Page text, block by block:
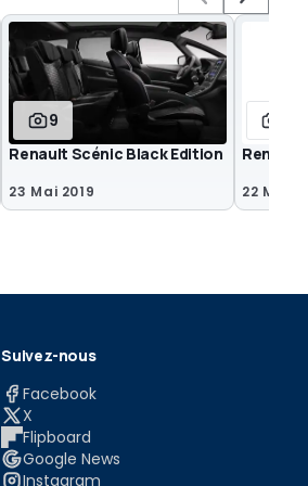
9
Renault Scénic Black Edition
23 Mai 2019
Renault
22 Mai
Suivez-nous
Facebook
X
Flipboard
Google News
Instagram